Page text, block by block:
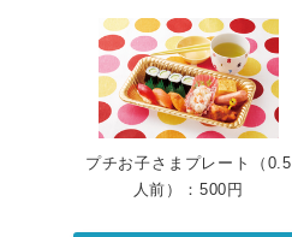
プチお子さまプレート（0.5
人前）：500円